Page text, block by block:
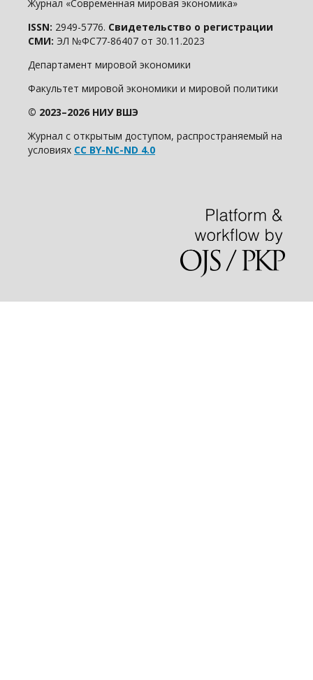
Журнал «Современная мировая экономика»
ISSN: 2949-5776. Свидетельство о регистрации
СМИ: ЭЛ №ФС77-86407 от 30.11.2023
Департамент мировой экономики
Факультет мировой экономики и мировой политики
© 2023–2026 НИУ ВШЭ
Журнал с открытым доступом, распространяемый на
условиях CC BY-NC-ND 4.0